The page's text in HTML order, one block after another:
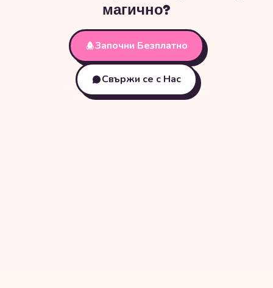
магично?
Започни Безплатно
Свържи се с Нас